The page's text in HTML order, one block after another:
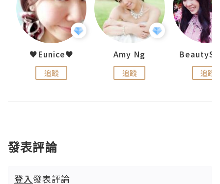
♥Eunice♥
追蹤
Amy Ng
追蹤 追蹤
發表評論
登入發表評論